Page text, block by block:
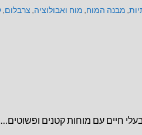
, מבנה המוח, מוח ואבולוציה, צרבלום,
חיים עם מוחות קטנים ופשוטים…